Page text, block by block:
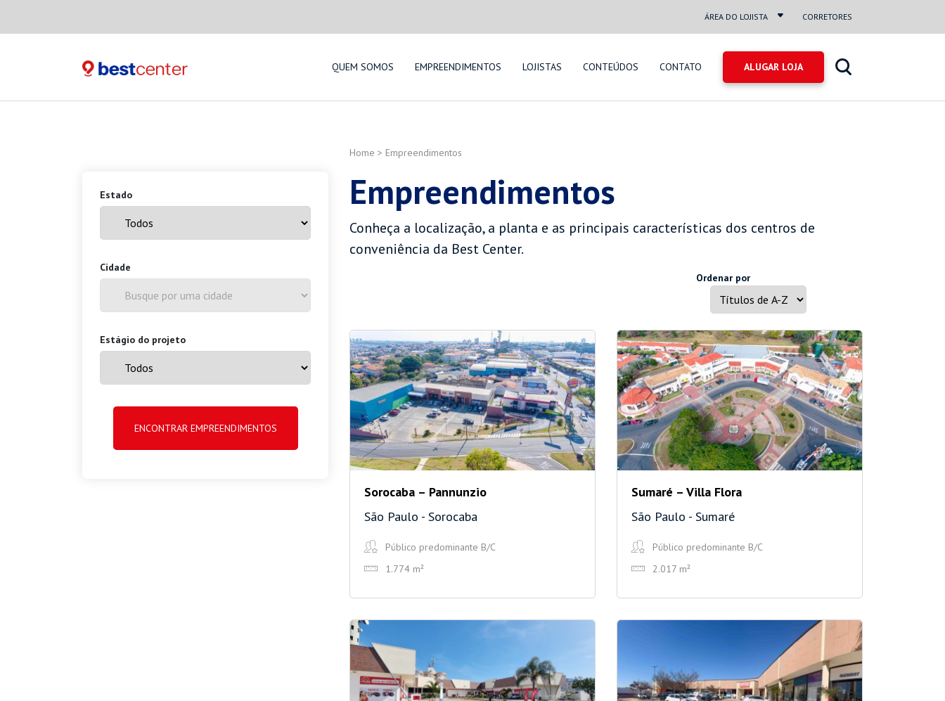
ÁREA DO LOJISTA CORRETORES
QUEM SOMOS EMPREENDIMENTOS LOJISTAS CONTEÚDOS CONTATO
Home > Empreendimentos
Estado
Cidade
Estágio do projeto
Empreendimentos
Conheça a localização, a planta e as principais características dos centros de
conveniência da Best Center.
Ordenar por
Sorocaba – Pannunzio
São Paulo - Sorocaba
Público predominante B/C
1.774 m²
Sumaré – Villa Flora
São Paulo - Sumaré
Público predominante B/C
2.017 m²